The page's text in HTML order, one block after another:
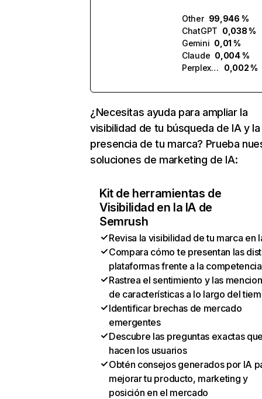
Other 99,946 %
ChatGPT 0,038 %
Gemini 0,01 %
Claude 0,004 %
Perplexity
0,002 %
¿Necesitas ayuda para ampliar la
visibilidad de tu búsqueda de IA y la
presencia de tu marca? Prueba
soluciones de marketing de IA:
Kit de herramientas de
Visibilidad en la IA de
Semrush
Revisa la visibilidad de tu marca en
Compara cómo te presentan las
plataformas frente a la competencia
Rastrea el sentimiento y las
de características a lo largo del
Identificar brechas de mercado
emergentes
Descubre las preguntas exactas
hacen los usuarios
Obtén consejos generados por IA
mejorar tu producto, marketing y
posición en el mercado